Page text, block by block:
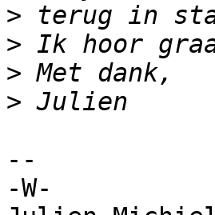
>
>
>
>
--
-W-